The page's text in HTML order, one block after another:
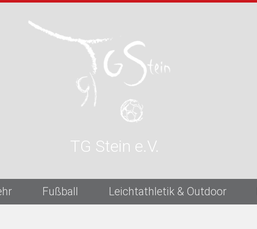
Fußball Leichtathletik & Outdoor
TG Stein e.V.